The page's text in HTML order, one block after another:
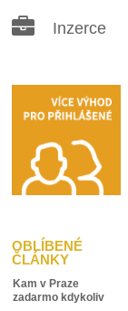
Inzerce
OBLÍBENÉ
ČLÁNKY
Kam v Praze
zadarmo kdykoliv